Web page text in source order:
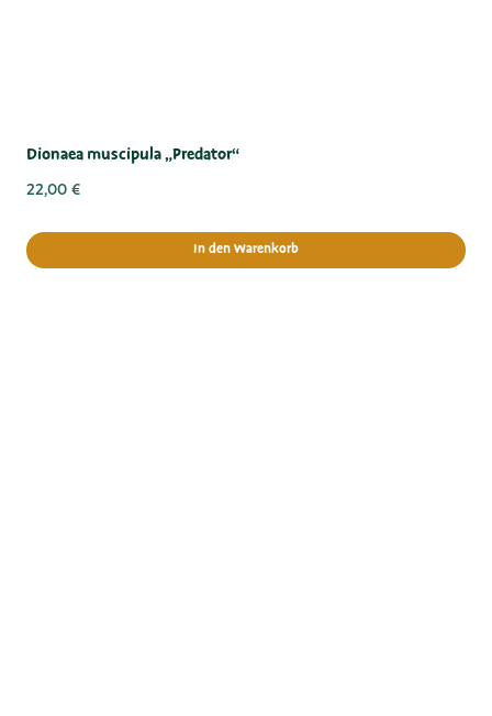
Dionaea muscipula „Predator“
22,00 €
In den Warenkorb